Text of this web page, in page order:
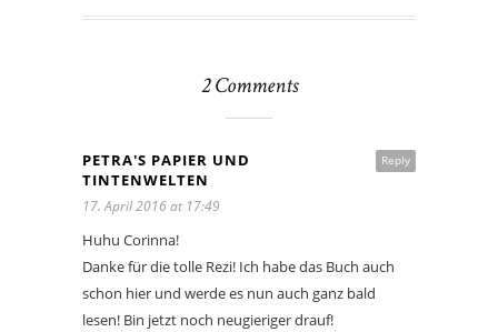
2 Comments
Reply
PETRA'S PAPIER UND
TINTENWELTEN
17. April 2016 at 17:49
Huhu Corinna!
Danke für die tolle Rezi! Ich habe das Buch auch
schon hier und werde es nun auch ganz bald
lesen! Bin jetzt noch neugieriger drauf!